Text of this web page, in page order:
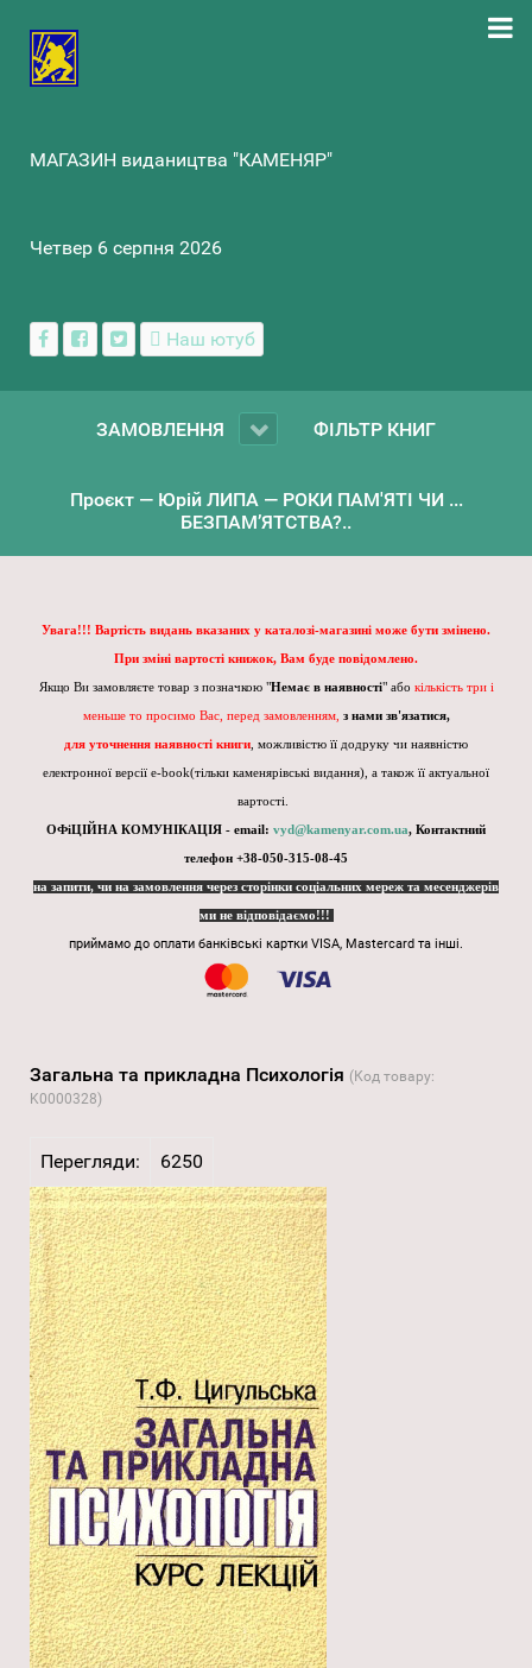
МАГАЗИН видаництва "КАМЕНЯР"
Четвер 6 серпня 2026
Наш ютуб
ЗАМОВЛЕННЯ ФІЛЬТР КНИГ
Проєкт — Юрій ЛИПА — РОКИ ПАМ'ЯТІ ЧИ ...
БЕЗПАМ’ЯТСТВА?..
Увага!!! Вартість видань вказаних у каталозі-магазині може бути змінено.
При зміні вартості книжок, Вам буде повідомлено.
Якщо Ви замовляєте товар з позначкою "Немає в наявності" або кількість три і
меньше то просимо Вас, перед замовленням, з нами зв'язатися,
для уточнення наявності книги , можливістю її додруку чи наявністю
електронної версії e-book(тільки каменярівські видання), а також її актуальної
вартості.
ОФіЦІЙНА КОМУНІКАЦІЯ - email: vyd@kamenyar.com.ua, Контактний
телефон +38-050-315-08-45
на запити, чи на замовлення через сторінки соціальних мереж та месенджерів
ми не відповідаємо!!!
приймамо до оплати банківські картки VISA, Mastercard та інші.
Загальна та прикладна Психологія (Код товару:
K0000328)
Перегляди: 6250